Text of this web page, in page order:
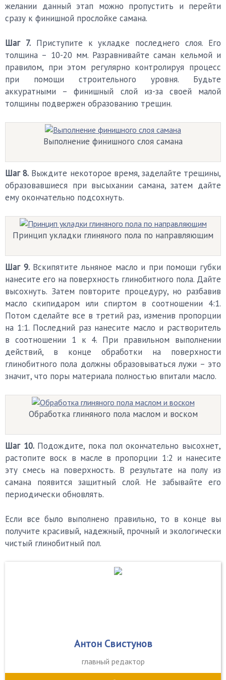
желании данный этап можно пропустить и перейти
сразу к финишной прослойке самана.
Шаг 7.Приступите к укладке последнего слоя. Его
толщина – 10-20 мм. Разравнивайте саман кельмой и
правилом, при этом регулярно контролируя процесс
при помощи строительного уровня. Будьте
аккуратными – финишный слой из-за своей малой
толщины подвержен образованию трещин.
Выполнение финишного слоя самана
Шаг 8. Выждите некоторое время, заделайте трещины,
образовавшиеся при высыхании самана, затем дайте
ему окончательно подсохнуть.
Принцип укладки глиняного пола по направляющим
Шаг 9.Вскипятите льняное масло и при помощи губки
нанесите его на поверхность глинобитного пола. Дайте
высохнуть. Затем повторите процедуру, но разбавив
масло скипидаром или спиртом в соотношении 4:1.
Потом сделайте все в третий раз, изменив пропорции
на 1:1. Последний раз нанесите масло и растворитель
в соотношении 1 к 4. При правильном выполнении
действий, в конце обработки на поверхности
глинобитного пола должны образовываться лужи – это
значит, что поры материала полностью впитали масло.
Обработка глиняного пола маслом и воском
Шаг 10.Подождите, пока пол окончательно высохнет,
растопите воск в масле в пропорции 1:2 и нанесите
эту смесь на поверхность. В результате на полу из
самана появится защитный слой. Не забывайте его
периодически обновлять.
Если все было выполнено правильно, то в конце вы
получите красивый, надежный, прочный и экологически
чистый глинобитный пол.
Антон Свистунов
главный редактор